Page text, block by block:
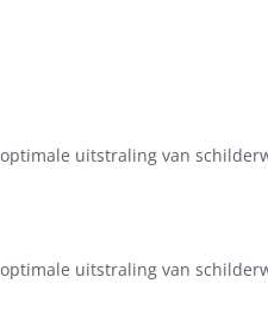
uitstraling van
uitstraling van